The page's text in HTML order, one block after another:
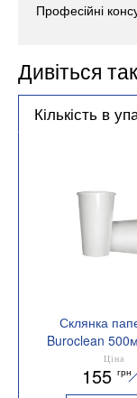
Професійні
Дивіться
Кількість в
Склянка
Buroclean
50шт/упЦіна
155 грн